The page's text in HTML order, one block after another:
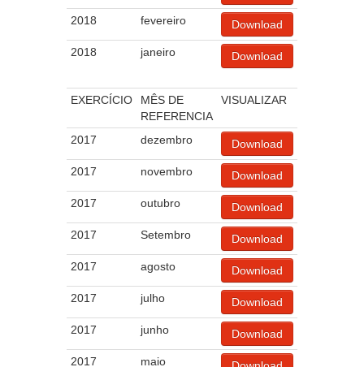
2018 fevereiro Download
2018 janeiro Download
EXERCÍCIO
MÊS DE
REFERENCIA
VISUALIZAR
2017 dezembro Download
2017 novembro Download
2017 outubro Download
2017 Setembro Download
2017 agosto Download
2017 julho Download
2017 junho Download
2017 maio